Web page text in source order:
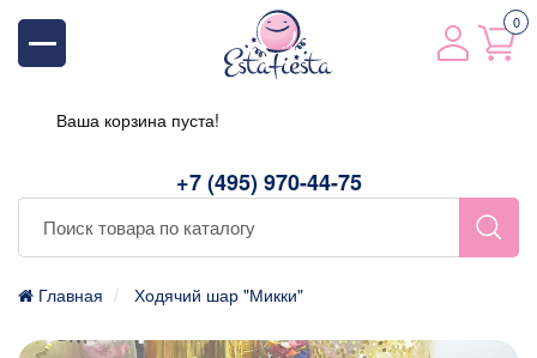
+7 (495) 970-44-75
0
Ваша корзина пуста!
Главная Ходячий шар "Микки"